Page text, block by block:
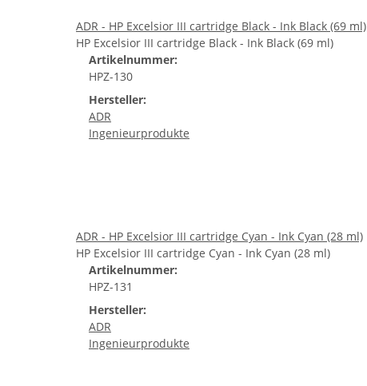
ADR - HP Excelsior III cartridge Black - Ink Black (69 ml)
HP Excelsior III cartridge Black - Ink Black (69 ml)
Artikelnummer:
HPZ-130
Hersteller:
ADR
Ingenieurprodukte
ADR - HP Excelsior III cartridge Cyan - Ink Cyan (28 ml)
HP Excelsior III cartridge Cyan - Ink Cyan (28 ml)
Artikelnummer:
HPZ-131
Hersteller:
ADR
Ingenieurprodukte